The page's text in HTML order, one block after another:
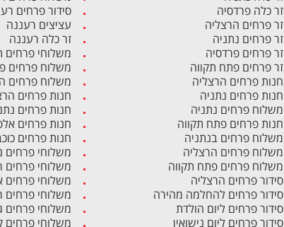
זר כלה פרדסיה
זר פרחים הרצליה
זר פרחים נתניה
זר פרחים פרדסיה
זר פרחים פתח תקווה
חנות פרחים הרצליה
חנות פרחים נתניה
משלוח פרחים נתניה
חנות פרחים פתח תקווה
משלוח פרחים בנתניה
משלוח פרחים הרצליה
משלוח פרחים פתח תקווה
סידור פרחים הרצליה
סידור פרחים להחלמה מהירה
סידור פרחים ליום הולדת
סידור פרחים ליום נישואין
סידור פרחים
עציצים רעננה
זר כלה רעננה
משלוחי פרחים
משלוח פרחים
משלוח פרחים
חנות פרחים
חנות פרחים
חנות פרחים
חנות פרחים
משלוחי פרחים
משלוחי פרחים
משלוחי פרחים
משלוחי פרחים
משלוחי
משלוחי פרחים